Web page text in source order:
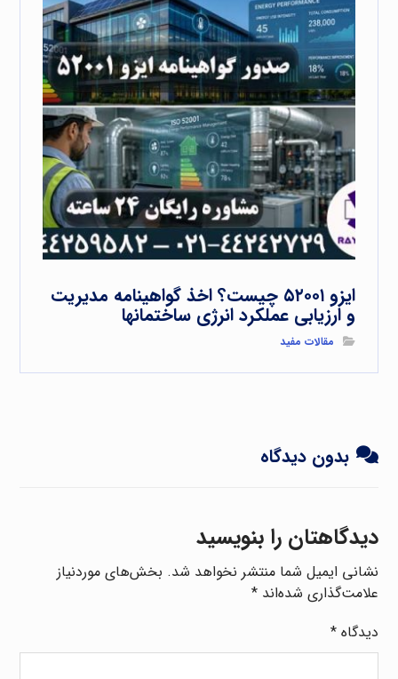
ایزو ۵۲۰۰۱ چیست؟ اخذ گواهینامه مدیریت
و ارزیابی عملکرد انرژی ساختمانها
مقالات مفید
بدون دیدگاه
دیدگاهتان را بنویسید
نشانی ایمیل شما منتشر نخواهد شد. بخش‌های موردنیاز
علامت‌گذاری شده‌اند*
دیدگاه*